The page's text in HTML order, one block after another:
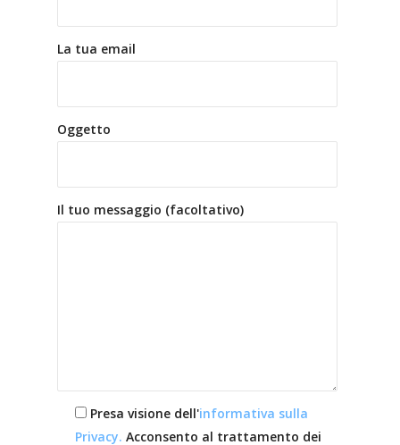
La tua email
Oggetto
Il tuo messaggio (facoltativo)
Presa visione dell'informativa sulla
Privacy. Acconsento al trattamento dei